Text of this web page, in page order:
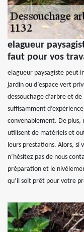
elagueur
faut pour vos
elagueur paysagiste peut
jardin ou d’espace vert
dessouchage d’arbre et
suffisamment
convenablement. De plus,
utilisent de matériels et
leurs prestations. Alors, si
n’hésitez pas de nous
préparation et le
qu’il soit prêt pour votre